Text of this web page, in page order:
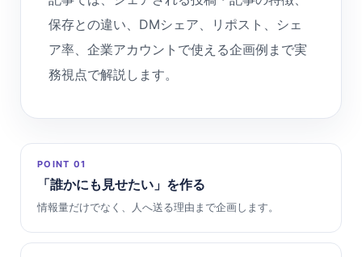
保存との違い、DMシェア、リポスト、シェ
ア率、企業アカウントで使える企画例まで実
務視点で解説します。
POINT 01
「誰かにも見せたい」を作る
情報量だけでなく、人へ送る理由まで企画します。